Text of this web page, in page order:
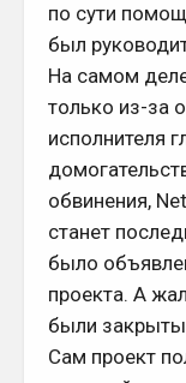
по сути
был
На самом
только из-за
исполнителя
обвинения,
станет
было
проекта. А
были закрыты
Сам проект